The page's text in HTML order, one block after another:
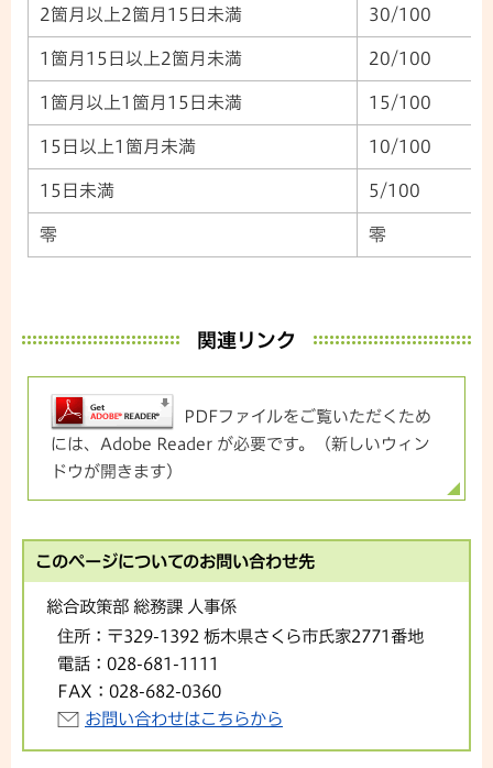
2箇月以上2箇月15日未満 30/100
1箇月15日以上2箇月未満 20/100
1箇月以上1箇月15日未満 15/100
15日以上1箇月未満 10/100
15日未満 5/100
零 零
関連リンク
PDFファイルをご覧いただくため
には、Adobe Reader が必要です。（新しいウィン
ドウが開きます）
このページについてのお問い合わせ先
総合政策部 総務課 人事係
住所： 〒329-1392 栃木県さくら市氏家2771番地
電話： 028-681-1111
FAX： 028-682-0360
お問い合わせはこちらから